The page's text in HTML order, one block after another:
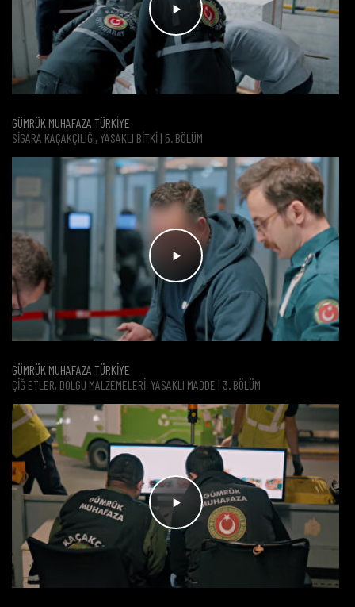
GÜMRÜK MUHAFAZA TÜRKİYE
SIGARA KAÇAKÇILIĞI, YASAKLI BITKI | 5. BÖLÜM
GÜMRÜK MUHAFAZA TÜRKİYE
ÇIĞ ETLER, DOLGU MALZEMELERI, YASAKLI MADDE | 3. BÖLÜM